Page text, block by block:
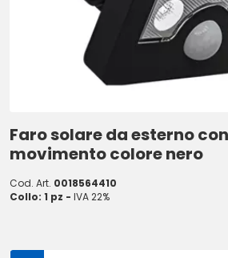
Faro solare da esterno
movimento colore nero
Cod. Art. 0018564410
Collo: 1 pz - IVA 22%